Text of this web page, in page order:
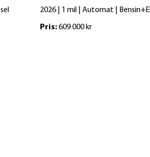
2026 | 1 mil | Automat | Bensin+El
Pris:609 000 kr